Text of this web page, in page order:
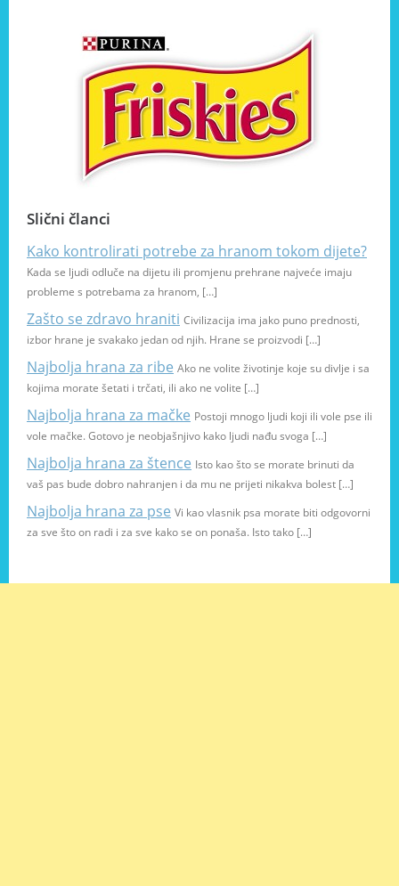
Slični članci
Kako kontrolirati potrebe za hranom tokom dijete?
Kada se ljudi odluče na dijetu ili promjenu prehrane najveće imaju
probleme s potrebama za hranom, […]
Zašto se zdravo hraniti Civilizacija ima jako puno prednosti,
izbor hrane je svakako jedan od njih. Hrane se proizvodi […]
Najbolja hrana za ribe Ako ne volite životinje koje su divlje i sa
kojima morate šetati i trčati, ili ako ne volite […]
Najbolja hrana za mačke Postoji mnogo ljudi koji ili vole pse ili
vole mačke. Gotovo je neobjašnjivo kako ljudi nađu svoga […]
Najbolja hrana za štence Isto kao što se morate brinuti da
vaš pas bude dobro nahranjen i da mu ne prijeti nikakva bolest […]
Najbolja hrana za pse Vi kao vlasnik psa morate biti odgovorni
za sve što on radi i za sve kako se on ponaša. Isto tako […]